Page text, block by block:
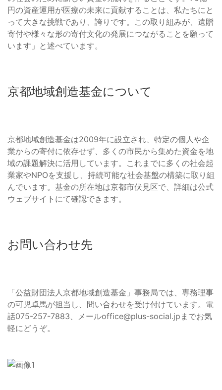
円の資産運用が医療の未来に貢献することは、私たちにと
って大きな挑戦であり、誇りです。この取り組みが、遺贈
寄付や様々な形の寄付文化の発展につながることを願って
います」と述べています。
京都地域創造基金について
京都地域創造基金は2009年に設立され、特定の個人や企
業からの寄付に依存せず、多くの市民から集めた資金を地
域の課題解決に活用しています。これまでに多くの社会起
業家やNPOを支援し、持続可能な社会基盤の構築に取り組
んでいます。基金の所在地は京都市伏見区で、詳細は公式
ウェブサイトにて確認できます。
お問い合わせ先
「公益財団法人京都地域創造基金」事務局では、専務理事
の可児卓馬が担当し、問い合わせを受け付けています。電
話075-257-7883、メールoffice@plus-social.jp までお気
軽にどうぞ。